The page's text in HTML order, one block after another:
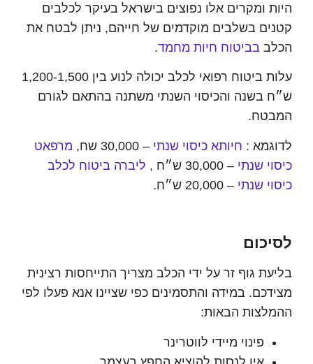
ומקרים אלו נפוצים בישראל בעיקר לכלבים
בשלבים מוקדמים של חייהם, ניתן לבטח את
בביטוח חיות מחמד.
עלות ביטוח רפואי לכלב יכולה לנוע בין 1,200-1,500
בשנה והכיסוי השנתי משתנה בהתאם לגורם
:חיותא כיסוי שנתי– 30,000 שח,
מרפאט
שנתי– 30,000 ש״ח ,
ליברה ביטוח לכלב
שנתי– 20,000 ש״ח.
גוף זר על ידי הכלב מצריך התייחסות רצינית
במידה והתסמינים כפי שציינו אנא פעלו לפי
הבאות:
פינוי מיידי לווטרינר